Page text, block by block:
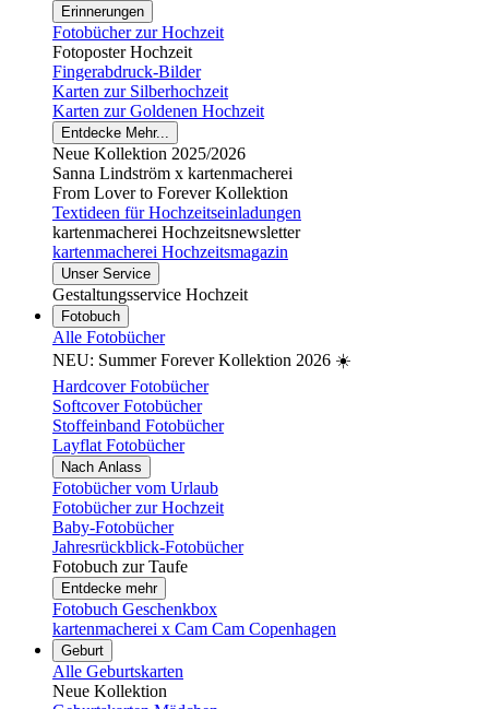
Erinnerungen
Fotobücher zur Hochzeit
Fotoposter Hochzeit
Fingerabdruck-Bilder
Karten zur Silberhochzeit
Karten zur Goldenen Hochzeit
Entdecke Mehr...
Neue Kollektion 2025/2026
Sanna Lindström x kartenmacherei
From Lover to Forever Kollektion
Textideen für Hochzeitseinladungen
kartenmacherei Hochzeitsnewsletter
kartenmacherei Hochzeitsmagazin
Unser Service
Gestaltungsservice Hochzeit
Fotobuch
Alle Fotobücher
NEU: Summer Forever Kollektion 2026 ☀️
Hardcover Fotobücher
Softcover Fotobücher
Stoffeinband Fotobücher
Layflat Fotobücher
Nach Anlass
Fotobücher vom Urlaub
Fotobücher zur Hochzeit
Baby-Fotobücher
Jahresrückblick-Fotobücher
Fotobuch zur Taufe
Entdecke mehr
Fotobuch Geschenkbox
kartenmacherei x Cam Cam Copenhagen
Geburt
Alle Geburtskarten
Neue Kollektion